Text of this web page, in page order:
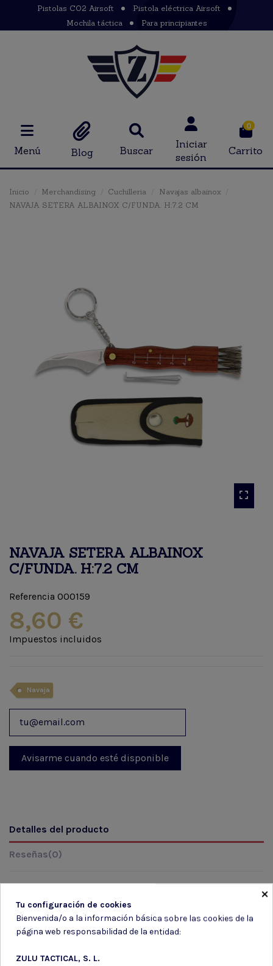
Pistolas CO2 Airsoft
Pistola eléctrica Airsoft
Mochila táctica
Para principiantes
Menú Blog Buscar
Iniciar
sesión
0
Carrito
Inicio Merchandising Cuchilleria
Navajas albainox
NAVAJA SETERA ALBAINOX C/FUNDA. H:7.2 CM
NAVAJA SETERA ALBAINOX
C/FUNDA. H:7.2 CM
Referencia 000159
8,60 €
Impuestos incluidos
Navaja
Detalles del producto
Reseñas(0)
Marca
×
Tu configuración de cookies
Bienvenida/o a la información básica sobre las cookies de la
página web responsabilidad de la entidad:
ZULU TACTICAL, S. L.